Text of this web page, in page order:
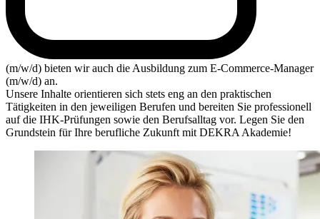
(m/w/d) bieten wir auch die Ausbildung zum E-Commerce-Manager
(m/w/d) an.
Unsere Inhalte orientieren sich stets eng an den praktischen
Tätigkeiten in den jeweiligen Berufen und bereiten Sie professionell
auf die IHK-Prüfungen sowie den Berufsalltag vor. Legen Sie den
Grundstein für Ihre berufliche Zukunft mit DEKRA Akademie!